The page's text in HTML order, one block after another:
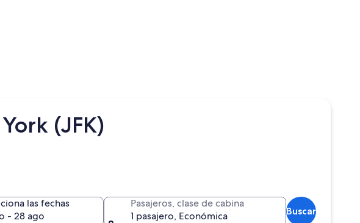
(JFK)
las fechas
- 28 ago
Pasajeros, clase de cabina
1 pasajero, Económica
Buscar